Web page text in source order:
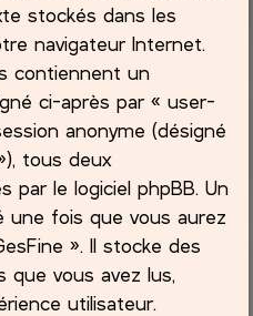
stockés dans les
navigateur Internet.
contiennent un
ci-après par « user-
anonyme (désigné
tous deux
par le logiciel phpBB. Un
une fois que vous aurez
». Il stocke des
que vous avez lus,
utilisateur.